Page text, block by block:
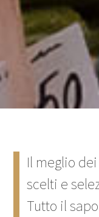
Il meglio
scelti e
Tutto il